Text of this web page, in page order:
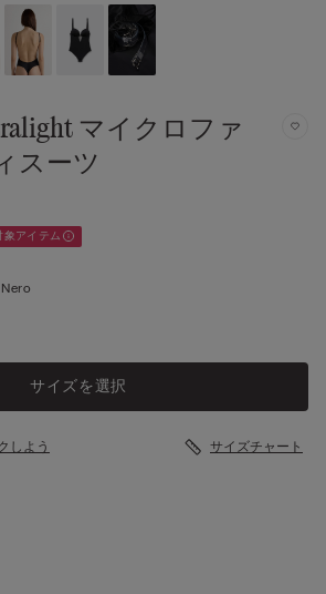
マイクロファ
スーツ
象アイテム
サイズを選択
しよう サイズチャート